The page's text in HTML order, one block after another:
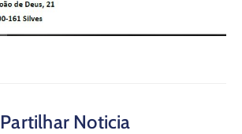
Partilhar Noticia